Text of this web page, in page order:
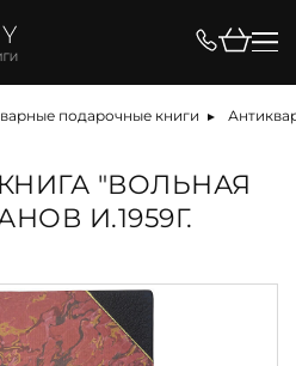
подарочные книги
"ВОЛЬНАЯ
И.1959Г.